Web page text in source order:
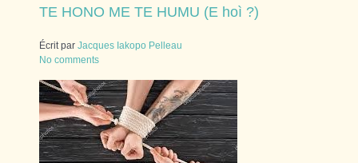
TE HONO ME TE HUMU (E hoì ?)
Écrit par Jacques Iakopo Pelleau
No comments